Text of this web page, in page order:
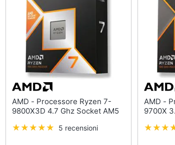
AMD - Processore Ryzen 7-
9800X3D 4.7 Ghz Socket AM5
5 recensioni
AMD - Processore Ryzen 7-